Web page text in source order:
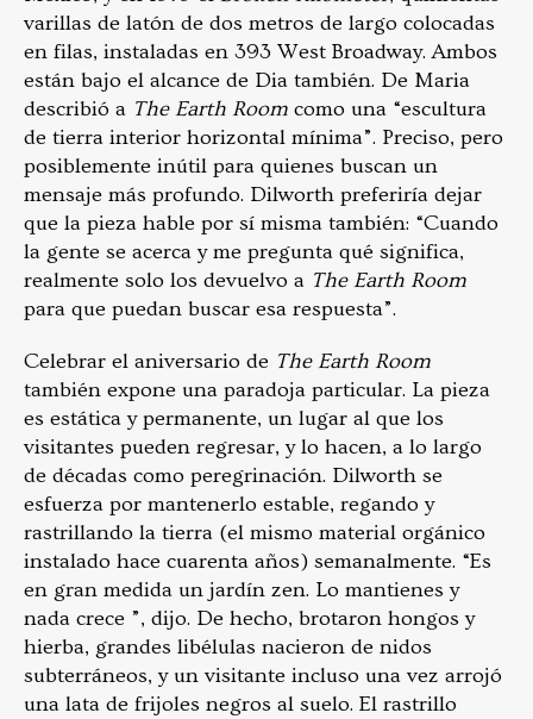
varillas de latón de dos metros de largo colocadas
en filas, instaladas en 393 West Broadway. Ambos
están bajo el alcance de Dia también. De Maria
describió a The Earth Room como una “escultura
de tierra interior horizontal mínima”. Preciso, pero
posiblemente inútil para quienes buscan un
mensaje más profundo. Dilworth preferiría dejar
que la pieza hable por sí misma también: “Cuando
la gente se acerca y me pregunta qué significa,
realmente solo los devuelvo a The Earth Room
para que puedan buscar esa respuesta”.
Celebrar el aniversario de The Earth Room
también expone una paradoja particular. La pieza
es estática y permanente, un lugar al que los
visitantes pueden regresar, y lo hacen, a lo largo
de décadas como peregrinación. Dilworth se
esfuerza por mantenerlo estable, regando y
rastrillando la tierra (el mismo material orgánico
instalado hace cuarenta años) semanalmente. “Es
en gran medida un jardín zen. Lo mantienes y
nada crece ”, dijo. De hecho, brotaron hongos y
hierba, grandes libélulas nacieron de nidos
subterráneos, y un visitante incluso una vez arrojó
una lata de frijoles negros al suelo. El rastrillo